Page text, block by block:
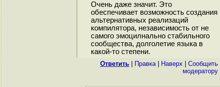
Очень даже значит. Это
обеспечивает возможность создания
альтернативных реализаций
компилятора, независимость от не
самого эмоцилнально стабильного
сообщества, долголетие языка в
какой-то степени.
Ответить Правка| Наверх
Cообщить
модератору